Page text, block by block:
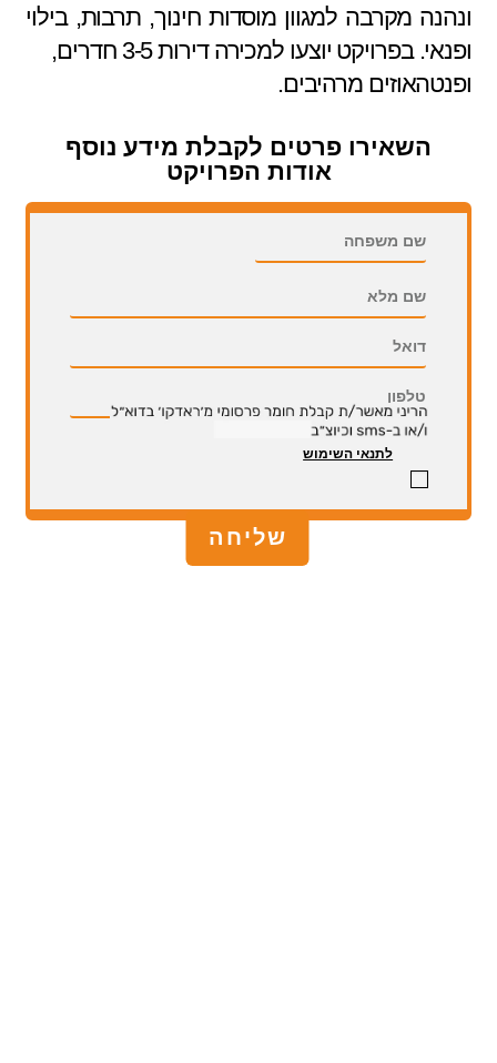
ונהנה מקרבה למגוון מוסדות חינוך, תרבות, בילוי
ופנאי. בפרויקט יוצעו למכירה דירות 3-5 חדרים,
ופנטהאוזים מרהיבים.
השאירו פרטים לקבלת מידע נוסף
אודות הפרויקט
לתנאי השימוש